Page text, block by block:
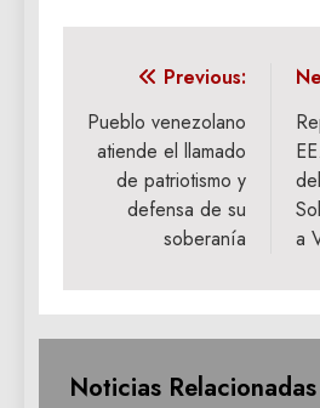
Navegación
de
entradas
Previous:
Pueblo venezolano
atiende el llamado
de patriotismo y
defensa de su
soberanía
a
Noticias Relacionadas